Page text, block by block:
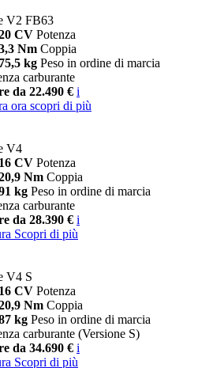
V2 FB63
CV Potenza
Nm Coppia
kg Peso in ordine di marcia
carburante
da 22.490 € i
ora scopri di più
V4
CV Potenza
Nm Coppia
kg Peso in ordine di marcia
carburante
da 28.390 € i
Scopri di più
V4 S
CV Potenza
Nm Coppia
kg Peso in ordine di marcia
carburante (Versione S)
da 34.690 € i
Scopri di più